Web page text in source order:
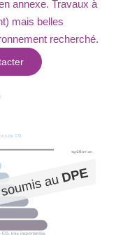
annexe. Travaux à
mais belles
recherché.